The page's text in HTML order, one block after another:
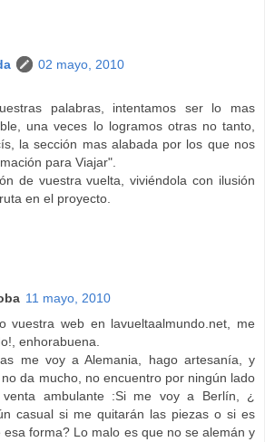
02 mayo, 2010
palabras, intentamos ser lo mas
una veces lo logramos otras no tanto,
la sección mas alabada por los que nos
para Viajar".
de vuestra vuelta, viviéndola con ilusión
en el proyecto.
11 mayo, 2010
vuestra web en lavueltaalmundo.net, me
enhorabuena.
me voy a Alemania, hago artesanía, y
da mucho, no encuentro por ningún lado
ambulante :Si me voy a Berlín, ¿
casual si me quitarán las piezas o si es
esa forma? Lo malo es que no se alemán y